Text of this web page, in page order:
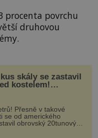
procenta povrchu
druhovou
skály se zastavil
kostelem!
ho boží síla?
Přesně v takové
se od amerického
obrovský 20tunový